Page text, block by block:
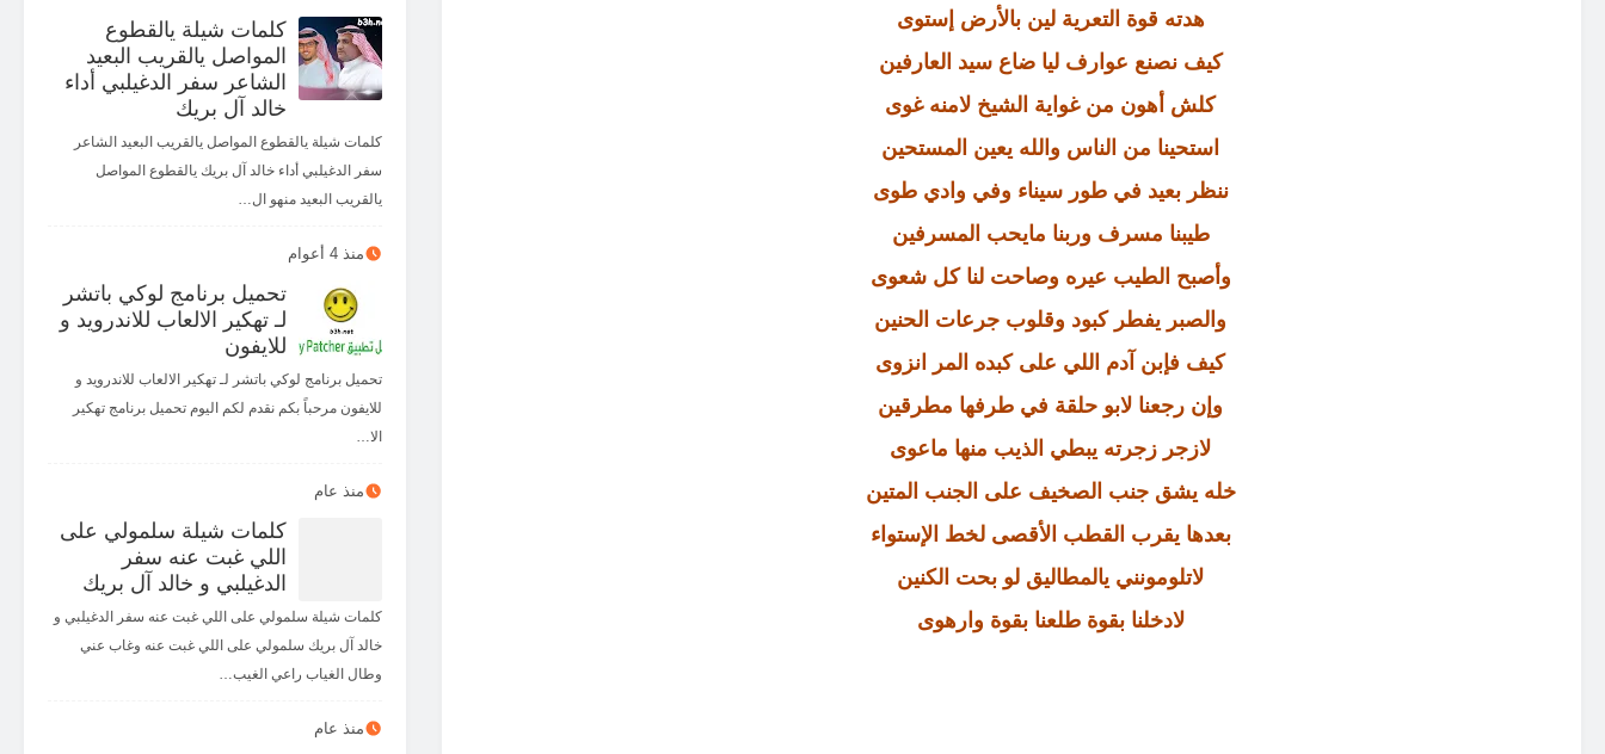
هدته قوة التعرية لين بالأرض إستوى
كيف نصنع عوارف ليا ضاع سيد العارفين
كلش أهون من غواية الشيخ لامنه غوى
استحينا من الناس والله يعين المستحين
ننظر بعيد في طور سيناء وفي وادي طوى
طيبنا مسرف وربنا مايحب المسرفين
وأصبح الطيب عيره وصاحت لنا كل شعوى
والصبر يفطر كبود وقلوب جرعات الحنين
كيف فإبن آدم اللي على كبده المر انزوى
وإن رجعنا لابو حلقة في طرفها مطرقين
لازجر زجرته يبطي الذيب منها ماعوى
خله يشق جنب الصخيف على الجنب المتين
بعدها يقرب القطب الأقصى لخط الإستواء
لاتلومونني يالمطاليق لو بحت الكنين
لادخلنا بقوة طلعنا بقوة وارهوى
كلمات شيلة يالقطوع
المواصل يالقريب البعيد
الشاعر سفر الدغيلبي أداء
خالد آل بريك
كلمات شيلة يالقطوع المواصل يالقريب البعيد الشاعر
سفر الدغيلبي أداء خالد آل بريك يالقطوع المواصل
يالقريب البعيد منهو ال…
منذ 4 أعوام
تحميل برنامج لوكي باتشر
لـ تهكير الالعاب للاندرويد و
للايفون
تحميل برنامج لوكي باتشر لـ تهكير الالعاب للاندرويد و
للايفون مرحباً بكم نقدم لكم اليوم تحميل برنامج تهكير
الا…
منذ عام
كلمات شيلة سلمولي على
اللي غبت عنه سفر
الدغيلبي و خالد آل بريك
كلمات شيلة سلمولي على اللي غبت عنه سفر الدغيلبي و
خالد آل بريك سلمولي على اللي غبت عنه وغاب عني
وطال الغياب راعي الغيب…
منذ عام